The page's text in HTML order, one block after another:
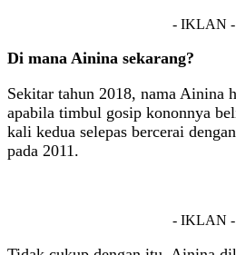
- IKLAN -
Di mana Ainina sekarang?
Sekitar tahun 2018, nama Ainina
apabila timbul gosip kononnya
kali kedua selepas bercerai
pada 2011.
- IKLAN -